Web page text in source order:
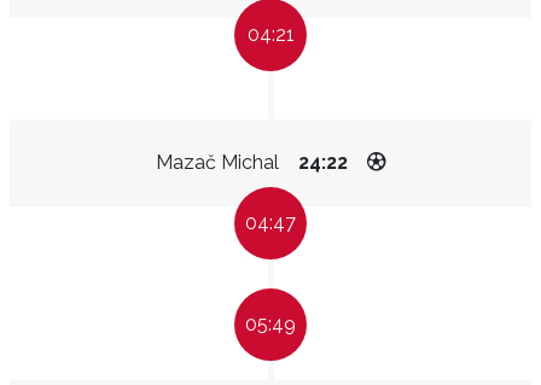
04:21
Mazač Michal 24:22
04:47
05:49